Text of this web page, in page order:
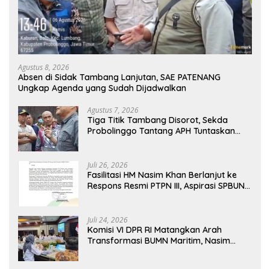
Agustus 8, 2026
Absen di Sidak Tambang Lanjutan, SAE PATENANG
Ungkap Agenda yang Sudah Dijadwalkan
Agustus 7, 2026
Tiga Titik Tambang Disorot, Sekda
Probolinggo Tantang APH Tuntaskan
Juli 26, 2026
Fasilitasi HM Nasim Khan Berlanjut ke
Respons Resmi PTPN III, Aspirasi SPBUN
Juli 24, 2026
Komisi VI DPR RI Matangkan Arah
Transformasi BUMN Maritim, Nasim